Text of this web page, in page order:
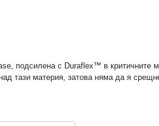
подсилена с Duraflex™ в критичните
тази материя, затова няма да я